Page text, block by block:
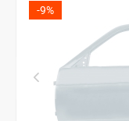
-9%